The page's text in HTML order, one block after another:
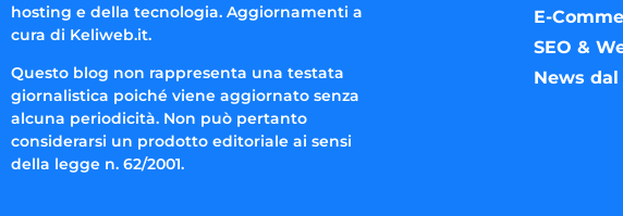
hosting e della tecnologia. Aggiornamenti a
cura di Keliweb.it.
Questo blog non rappresenta una testata
giornalistica poiché viene aggiornato senza
alcuna periodicità. Non può pertanto
considerarsi un prodotto editoriale ai sensi
della legge n. 62/2001.
E-
SEO &
News